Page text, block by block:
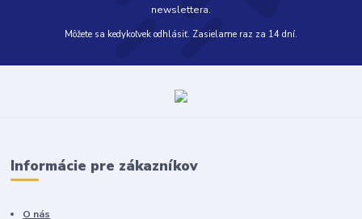
newslettera.
Môžete sa kedykoľvek odhlásiť. Zasielame raz za 14 dní.
Informácie pre zákazníkov
O nás